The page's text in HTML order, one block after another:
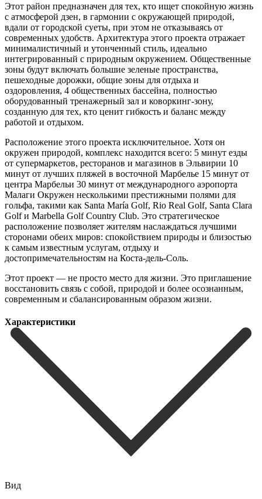
Этот район предназначен для тех, кто ищет спокойную жизнь
с атмосферой дзен, в гармонии с окружающей природой,
вдали от городской суеты, при этом не отказываясь от
современных удобств. Архитектура этого проекта отражает
минималистичный и утонченный стиль, идеально
интегрированный с природным окружением. Общественные
зоны будут включать большие зеленые пространства,
пешеходные дорожки, общие зоны для отдыха и
оздоровления, 4 общественных бассейна, полностью
оборудованный тренажерный зал и коворкинг-зону,
созданную для тех, кто ценит гибкость и баланс между
работой и отдыхом.
Расположение этого проекта исключительное. Хотя он
окружен природой, комплекс находится всего: 5 минут езды
от супермаркетов, ресторанов и магазинов в Эльвирии 10
минут от лучших пляжей в восточной Марбелье 15 минут от
центра Марбельи 30 минут от международного аэропорта
Малаги Окружен несколькими престижными полями для
гольфа, такими как Santa María Golf, Rio Real Golf, Santa Clara
Golf и Marbella Golf Country Club. Это стратегическое
расположение позволяет жителям наслаждаться лучшими
сторонами обеих миров: спокойствием природы и близостью
к самым ‌известным ‌услугам, ‌отдыху ‌и
достопримечательностям ‌на Коста-дель-Соль.
Этот ‌проект — не просто место для жизни. Это ‌приглашение
восстановить ‌связь с ‌собой, природой и ‌более ‌осознанным,
‌современным ‌и ‌сбалансированным ‌образом ‌жизни.
Характеристики
Вид